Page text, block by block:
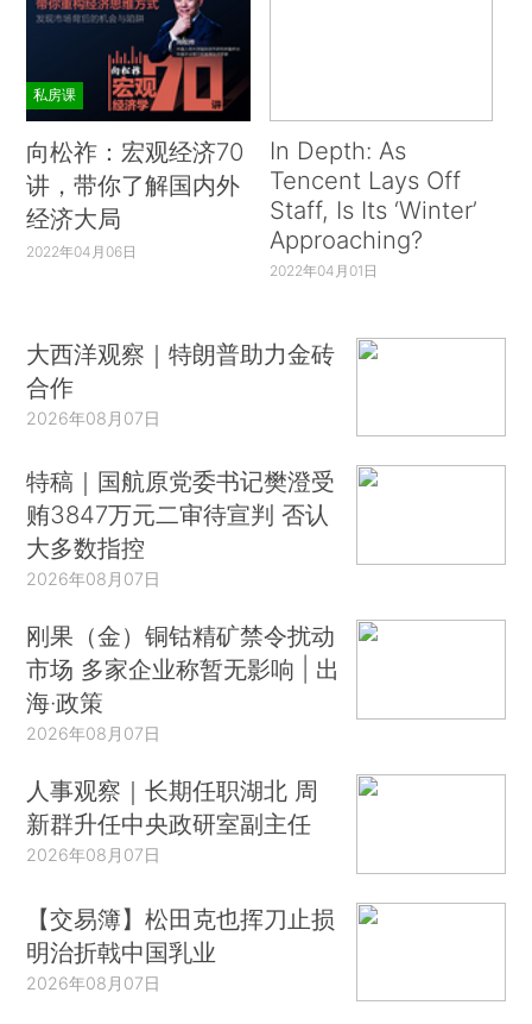
私房课
向松祚：宏观经济70
讲，带你了解国内外
经济大局
2022年04月06日
In Depth: As
Tencent Lays Off
Staff, Is Its ‘Winter’
Approaching?
2022年04月01日
大西洋观察｜特朗普助力金砖
合作
2026年08月07日
特稿｜国航原党委书记樊澄受
贿3847万元二审待宣判 否认
大多数指控
2026年08月07日
刚果（金）铜钴精矿禁令扰动
市场 多家企业称暂无影响 | 出
海·政策
2026年08月07日
人事观察｜长期任职湖北 周
新群升任中央政研室副主任
2026年08月07日
【交易簿】松田克也挥刀止损
明治折戟中国乳业
2026年08月07日